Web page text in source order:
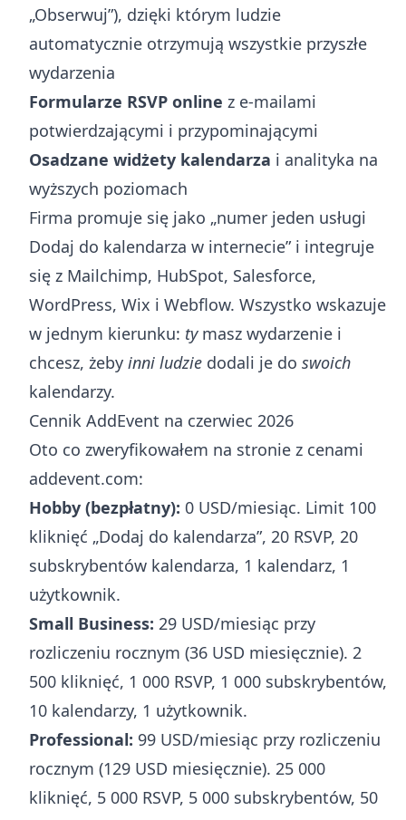
„Obserwuj”), dzięki którym ludzie
automatycznie otrzymują wszystkie przyszłe
wydarzenia
Formularze RSVP online z e-mailami
potwierdzającymi i przypominającymi
Osadzane widżety kalendarza i analityka na
wyższych poziomach
Firma promuje się jako „numer jeden usługi
Dodaj do kalendarza w internecie” i integruje
się z Mailchimp, HubSpot, Salesforce,
WordPress, Wix i Webflow. Wszystko wskazuje
w jednym kierunku: tymasz wydarzenie i
chcesz, żeby inni ludzie dodali je do swoich
kalendarzy.
Cennik AddEvent na czerwiec 2026
Oto co zweryfikowałem na stronie z cenami
addevent.com:
Hobby (bezpłatny): 0 USD/miesiąc. Limit 100
kliknięć „Dodaj do kalendarza”, 20 RSVP, 20
subskrybentów kalendarza, 1 kalendarz, 1
użytkownik.
Small Business: 29 USD/miesiąc przy
rozliczeniu rocznym (36 USD miesięcznie). 2
500 kliknięć, 1 000 RSVP, 1 000 subskrybentów,
10 kalendarzy, 1 użytkownik.
Professional: 99 USD/miesiąc przy rozliczeniu
rocznym (129 USD miesięcznie). 25 000
kliknięć, 5 000 RSVP, 5 000 subskrybentów, 50